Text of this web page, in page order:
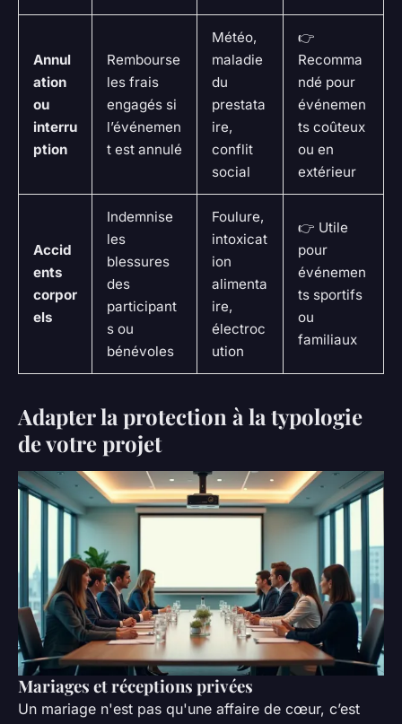
Annul
ation
ou
interru
ption
Rembourse
les frais
engagés si
l’événemen
t est annulé
Météo,
maladie
du
prestata
ire,
conflit
social
👉
Recomma
ndé pour
événemen
ts coûteux
ou en
extérieur
Accid
ents
corpor
els
Indemnise
les
blessures
des
participant
s ou
bénévoles
Foulure,
intoxicat
ion
alimenta
ire,
électroc
ution
👉 Utile
pour
événemen
ts sportifs
ou
familiaux
Adapter la protection à la typologie
de votre projet
Mariages et réceptions privées
Un mariage n'est pas qu'une affaire de cœur, c’est